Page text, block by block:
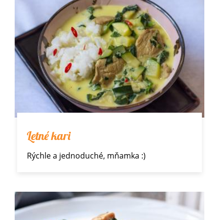
Letné kari
Rýchle a jednoduché, mňamka :)